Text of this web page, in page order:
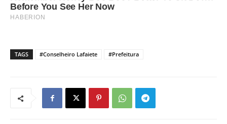
TAGS #Conselheiro Lafaiete #Prefeitura